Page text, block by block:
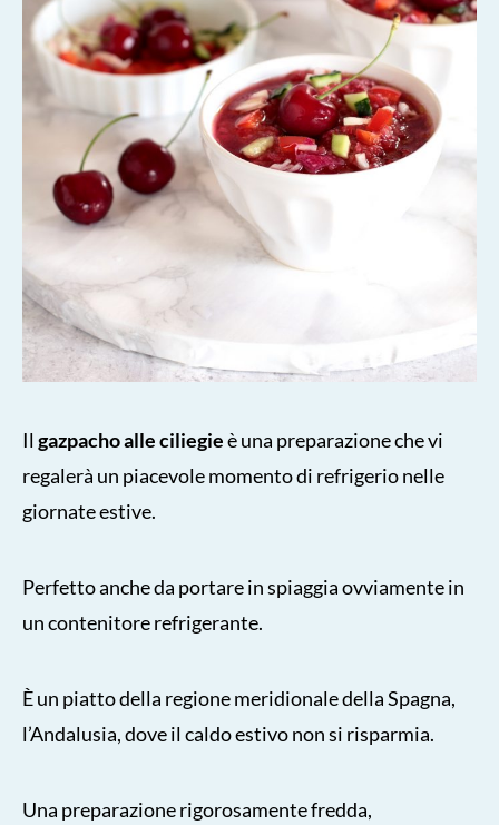
Ilgazpacho alle ciliegieè una preparazione che vi
regalerà un piacevole momento di refrigerio nelle
giornate estive.
Perfetto anche da portare in spiaggia ovviamente in
un contenitore refrigerante.
È un piatto della regione meridionale della Spagna,
l’Andalusia, dove il caldo estivo non si risparmia.
Una preparazione rigorosamente fredda,